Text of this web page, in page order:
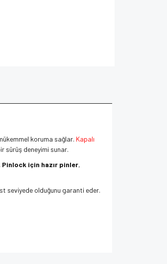
koruma sağlar. Kapalı
sürüş deneyimi sunar.
Pinlock için hazır pinler,
seviyede olduğunu garanti eder.